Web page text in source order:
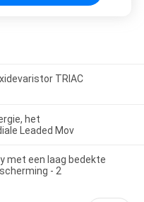
TRIAC
het
Leaded Mov
met een laag bedekte
- 2